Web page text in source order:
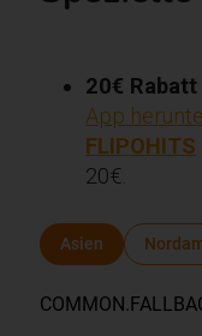
20€
App
FLIPOHITS
20€.